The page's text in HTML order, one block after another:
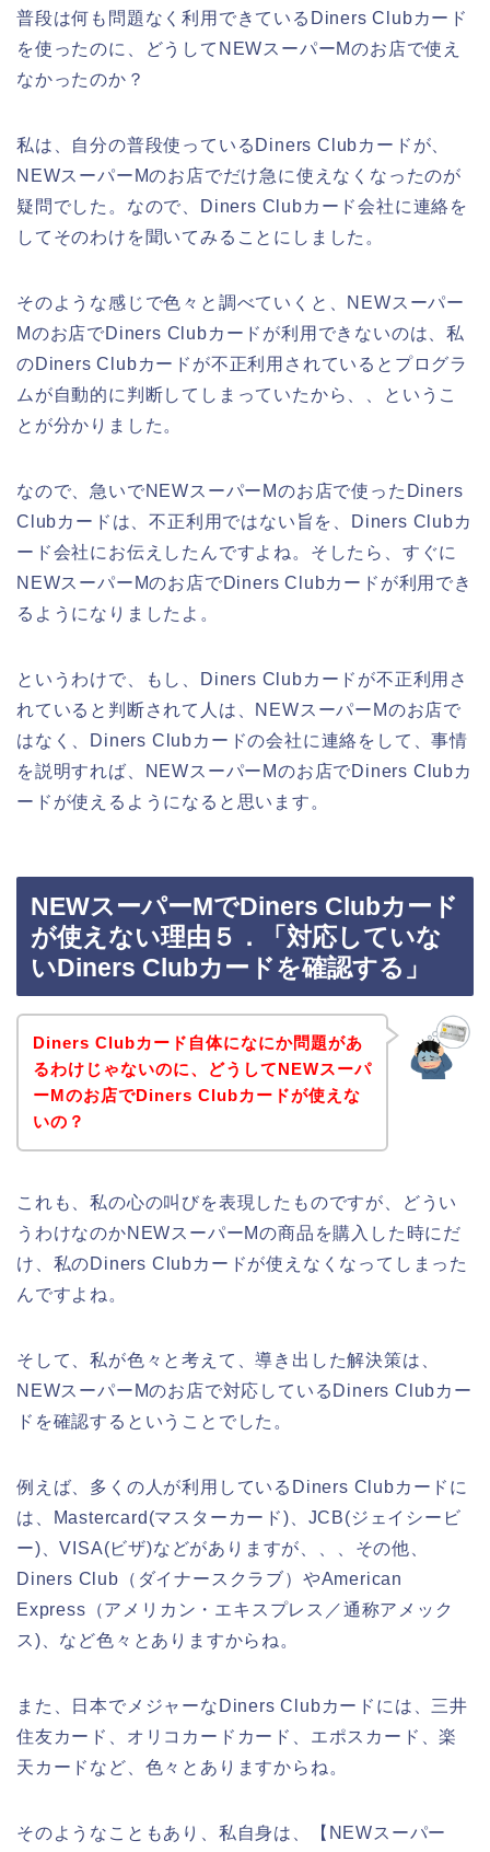
普段は何も問題なく利用できているDiners Clubカード
を使ったのに、どうしてNEWスーパーMのお店で使え
なかったのか？
私は、自分の普段使っているDiners Clubカードが、
NEWスーパーMのお店でだけ急に使えなくなったのが
疑問でした。なので、Diners Clubカード会社に連絡を
してそのわけを聞いてみることにしました。
そのような感じで色々と調べていくと、NEWスーパー
Mのお店でDiners Clubカードが利用できないのは、私
のDiners Clubカードが不正利用されているとプログラ
ムが自動的に判断してしまっていたから、、というこ
とが分かりました。
なので、急いでNEWスーパーMのお店で使ったDiners
Clubカードは、不正利用ではない旨を、Diners Clubカ
ード会社にお伝えしたんですよね。そしたら、すぐに
NEWスーパーMのお店でDiners Clubカードが利用でき
るようになりましたよ。
というわけで、もし、Diners Clubカードが不正利用さ
れていると判断されて人は、NEWスーパーMのお店で
はなく、Diners Clubカードの会社に連絡をして、事情
を説明すれば、NEWスーパーMのお店でDiners Clubカ
ードが使えるようになると思います。
NEWスーパーMでDiners Clubカード
が使えない理由５．「対応していな
いDiners Clubカードを確認する」
Diners Clubカード自体になにか問題があ
るわけじゃないのに、どうしてNEWスーパ
ーMのお店でDiners Clubカードが使えな
いの？
これも、私の心の叫びを表現したものですが、どうい
うわけなのかNEWスーパーMの商品を購入した時にだ
け、私のDiners Clubカードが使えなくなってしまった
んですよね。
そして、私が色々と考えて、導き出した解決策は、
NEWスーパーMのお店で対応しているDiners Clubカー
ドを確認するということでした。
例えば、多くの人が利用しているDiners Clubカードに
は、Mastercard(マスターカード)、JCB(ジェイシービ
ー)、VISA(ビザ)などがありますが、、、その他、
Diners Club（ダイナースクラブ）やAmerican
Express（アメリカン・エキスプレス／通称アメック
ス)、など色々とありますからね。
また、日本でメジャーなDiners Clubカードには、三井
住友カード、オリコカードカード、エポスカード、楽
天カードなど、色々とありますからね。
そのようなこともあり、私自身は、【NEWスーパー